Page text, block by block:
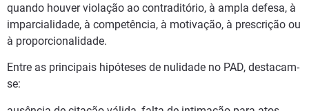
quando houver violação ao contraditório, à ampla defesa, à
imparcialidade, à competência, à motivação, à prescrição ou
à proporcionalidade.
Entre as principais hipóteses de nulidade no PAD, destacam-
se: